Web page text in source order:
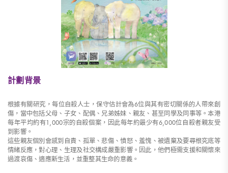
計劃背景
根據有關研究，每位自殺人士，保守估計會為6位與其有密切關係的人帶來創
傷，當中包括父母、子女、配偶、兄弟姊妹、親友、甚至同學及同事等。本港
每年平均約有1,000宗的自殺個案，因此每年約最少有6,000位自殺者親友受
到影響。
這些親友個別會感到自責、孤單、悲傷、憤怒、羞愧、被遺棄及要尋根究底等
情緒反應，對心理、生理及社交構成嚴重影響。因此，他們極需支援和關懷來
過渡哀傷、適應新生活，並重整其生命的意義。